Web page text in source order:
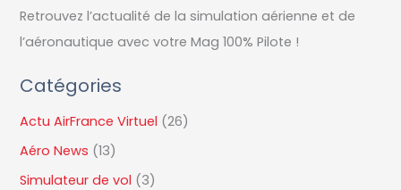
Retrouvez l’actualité de la simulation aérienne et de
l’aéronautique avec votre Mag 100% Pilote !
Catégories
Actu AirFrance Virtuel (26)
Aéro News (13)
Simulateur de vol (3)